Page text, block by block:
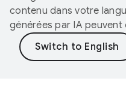
contenu dans votre
générées par IA